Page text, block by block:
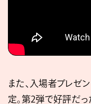
また、入場者プレゼ
定。第2弾で好評だっ